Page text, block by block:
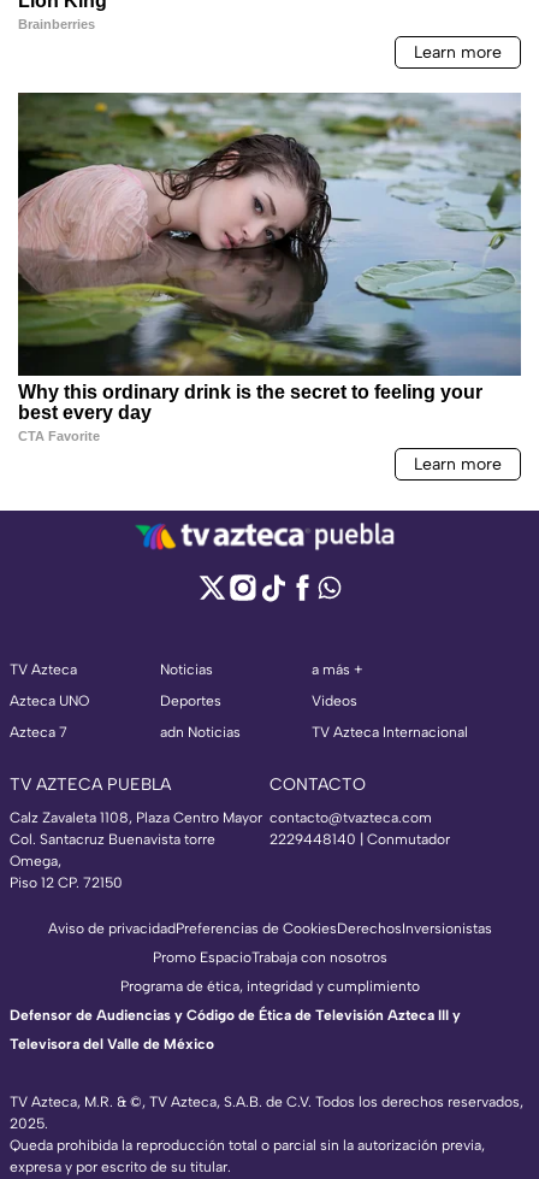
TV Azteca
Azteca UNO
Azteca 7
Noticias
Deportes
adn Noticias
a más +
Videos
TV Azteca Internacional
TV AZTECA PUEBLA
Calz Zavaleta 1108, Plaza Centro Mayor
Col. Santacruz Buenavista torre
Omega,
Piso 12 CP. 72150
CONTACTO
contacto@tvazteca.com
2229448140 | Conmutador
TV Azteca, M.R. & ©, TV Azteca, S.A.B. de C.V. Todos los derechos reservados,
2025.
Queda prohibida la reproducción total o parcial sin la autorización previa,
expresa y por escrito de su titular.
Aviso de privacidadPreferencias de CookiesDerechosInversionistas
Promo EspacioTrabaja con nosotros
Programa de ética, integridad y cumplimiento
Defensor de Audiencias y Código de Ética de Televisión Azteca III y
Televisora del Valle de México